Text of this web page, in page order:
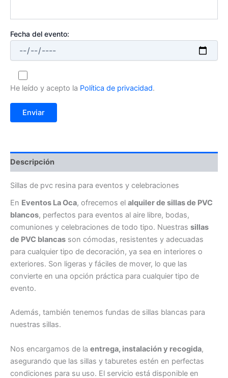
Fecha del evento:
He leído y acepto la Política de privacidad.
Descripción
Sillas de pvc resina para eventos y celebraciones
En Eventos La Oca, ofrecemos el alquiler de sillas de PVC
blancos, perfectos para eventos al aire libre, bodas,
comuniones y celebraciones de todo tipo. Nuestras sillas
de PVC blancas son cómodas, resistentes y adecuadas
para cualquier tipo de decoración, ya sea en interiores o
exteriores. Son ligeras y fáciles de mover, lo que las
convierte en una opción práctica para cualquier tipo de
evento.
Además, también tenemos fundas de sillas blancas para
nuestras sillas.
Nos encargamos de la entrega, instalación y recogida,
asegurando que las sillas y taburetes estén en perfectas
condiciones para su uso. El servicio está disponible en